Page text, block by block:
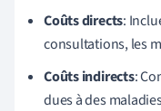
Coûts directs:
consultations, les
Coûts indirects:
dues à des